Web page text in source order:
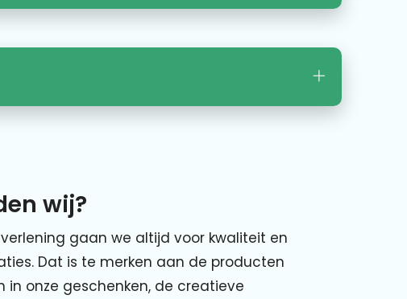
wij?
gaan we altijd voor kwaliteit en
Dat is te merken aan de producten
in onze geschenken, de creatieve